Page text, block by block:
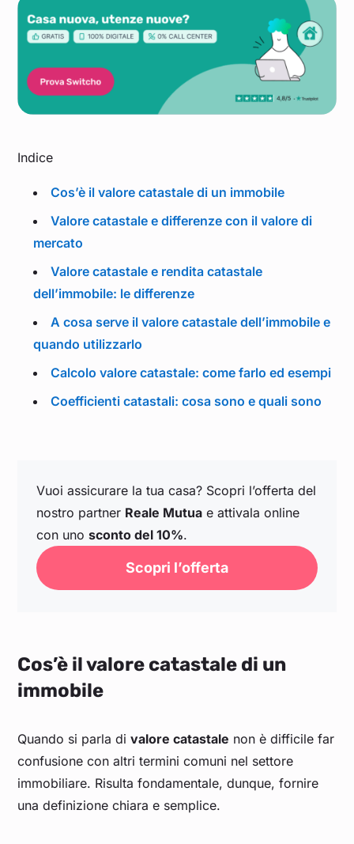
Indice
Cos’è il valore catastale di un immobile
Valore catastale e differenze con il valore di
mercato
Valore catastale e rendita catastale
dell’immobile: le differenze
A cosa serve il valore catastale dell’immobile e
quando utilizzarlo
Calcolo valore catastale: come farlo ed esempi
Coefficienti catastali: cosa sono e quali sono
Vuoi assicurare la tua casa? Scopri l’offerta del
nostro partner Reale Mutua e attivala online
con unosconto del 10%.
Scopri l’offerta
Cos’è il valore catastale di un
immobile
Quando si parla divalore catastale non è difficile far
confusione con altri termini comuni nel settore
immobiliare. Risulta fondamentale, dunque, fornire
una definizione chiara e semplice.